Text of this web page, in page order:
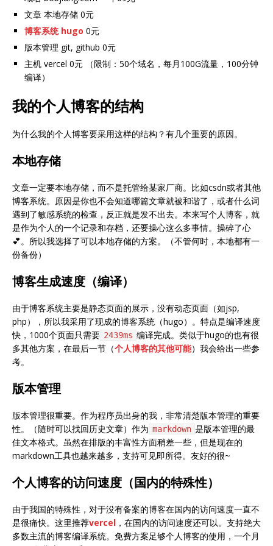
文章 本地存储 0元
博客系统 hugo 0元
版本管理 git, github 0元
主机 vercel 0元 （限制：50个域名，每月100G流量，100分钟
编译）
我的个人博客的结构
为什么我的个人博客要采用这样的结构？有几个重要的原因。
本地存储
文章一定要本地存储，而不是托管给某家厂商。比如csdn或者其他
博客系统。原因是你也不会知道哪篇文章就被和谐了，或者什么词
遇到了敏感系统的检查，反正就是发不出去。本来写个人博客，就
是作为个人的一个记录和存档，还要操心这么多事情。操碎了心
💕。所以我选择了可以本地存储的方案。（不管何时，本地都有一
份备份）
博客生成速度（编译）
由于博客系统主要是静态页面的展示，没有动态页面（如jsp,
php），所以我采用了现成的博客系统（hugo）。特点是编译速度
快，1000个页面只需要 2439ms 编译完成。类似于hugo的也有很
多其他方案，在最后一节（个人博客的其他可能）我会给出一些参
考。
版本管理
版本管理很重要。作为程序员出身的我，非常清楚版本管理的重要
性。（随时可以找回历史文章）作为 markdown 是版本管理的最
佳文本格式。虽然在排版的丰富性方面稍差一些，但是现在的
markdown工具也越来越多，支持可见即所得。友好的很~
个人博客的访问速度（国内的特殊性）
由于我国的特殊性，对于没有备案的博客在国内的访问速度一直不
是很痛快。这里推荐vercel ，在国内的访问速度还可以。支持绝大
多数主流的博客编译系统。免费方案足够个人博客的使用，一个月